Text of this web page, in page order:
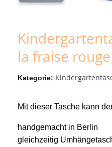
la fraise rouge
Kategorie
Mit dieser Tasche kann
handgemacht in Berlin
gleichzeitig